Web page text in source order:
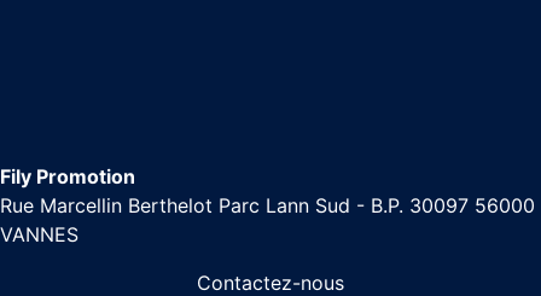
Fily Promotion
Rue Marcellin Berthelot Parc Lann Sud - B.P. 30097 56000
VANNES
Contactez-nous